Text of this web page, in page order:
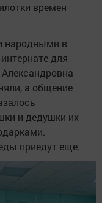
времен
народными в
для
а общение
и дедушки их
приедут еще.